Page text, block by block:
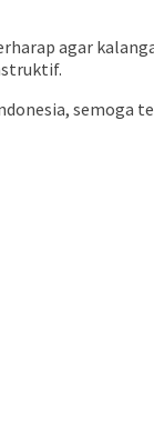
agar
semoga